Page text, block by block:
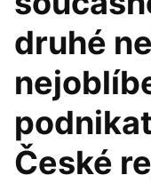
druhé
České